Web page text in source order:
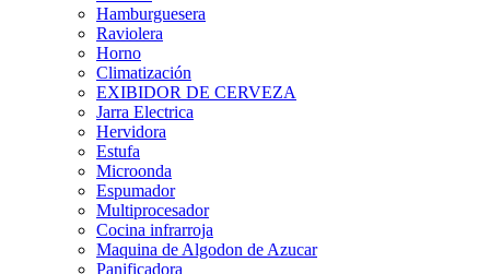
Hamburguesera
Raviolera
Horno
Climatización
EXIBIDOR DE CERVEZA
Jarra Electrica
Hervidora
Estufa
Microonda
Espumador
Multiprocesador
Cocina infrarroja
Maquina de Algodon de Azucar
Panificadora